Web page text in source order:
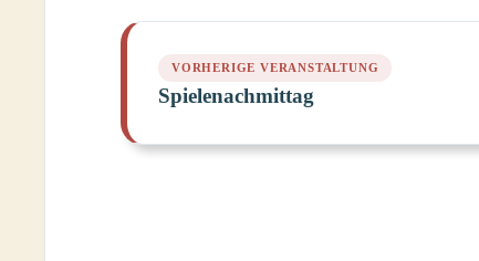
Spielenachmittag